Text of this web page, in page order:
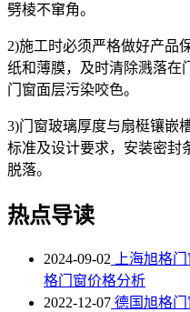
劈棱不窜角。
2)施工时必须严格做好产品
纸和薄膜，及时清除溅落在
门窗面层污染咬色。
3)门窗玻璃厚度与扇梃镶嵌
标准及设计要求，安装密封
脱落。
热点导读
2024-09-02 上海旭格
格门窗价格分析
2022-12-07 德国旭格